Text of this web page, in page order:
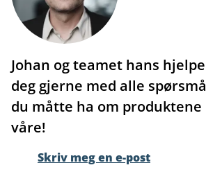
Johan og teamet hans
deg gjerne med alle
du måtte ha om produktene
våre!
Skriv meg en e-post